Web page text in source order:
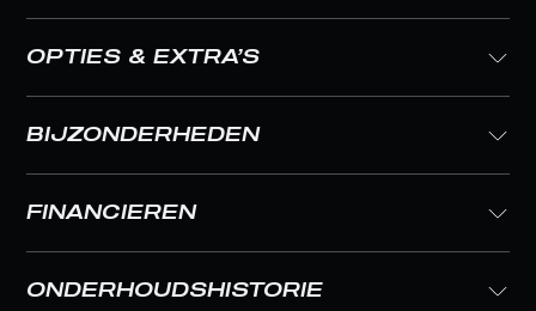
OPTIES & EXTRA’S
BIJZONDERHEDEN
FINANCIEREN
ONDERHOUDSHISTORIE